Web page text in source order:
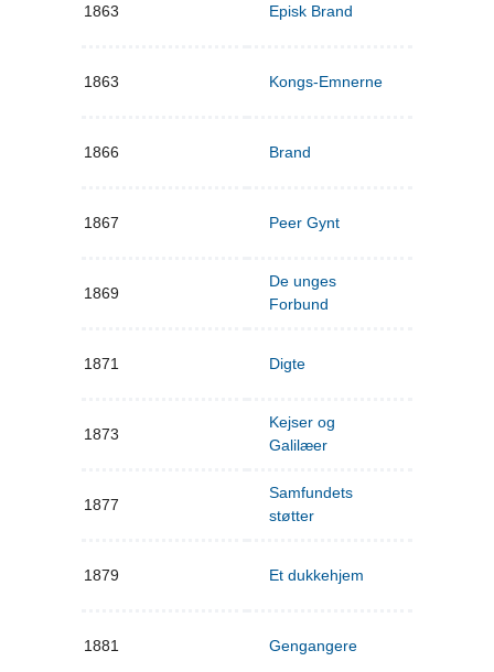
1863 Episk Brand
1863 Kongs-Emnerne
1866 Brand
1867 Peer Gynt
1869
De unges
Forbund
1871 Digte
1873
Kejser og
Galilæer
1877
Samfundets
støtter
1879 Et dukkehjem
1881 Gengangere